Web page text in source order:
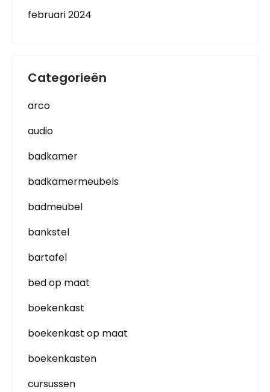
februari 2024
Categorieën
arco
audio
badkamer
badkamermeubels
badmeubel
bankstel
bartafel
bed op maat
boekenkast
boekenkast op maat
boekenkasten
cursussen